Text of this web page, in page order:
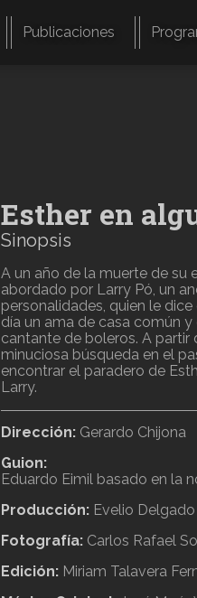
Publicaciones
Esther en
Sinopsis
A un año de la muerte de su
abordado por Larry Pó, un
personalidades, quien le
día un ama de casa común
cantante de boleros. A partir
minuciosa búsqueda en el
encontrar el paradero de
Larry.
Dirección: Gerardo Chijona
Guion:
Eduardo Eimil basado en la
Producción: Evelio
Fotografía: Carlos Rafael
Edición: Miriam Talavera